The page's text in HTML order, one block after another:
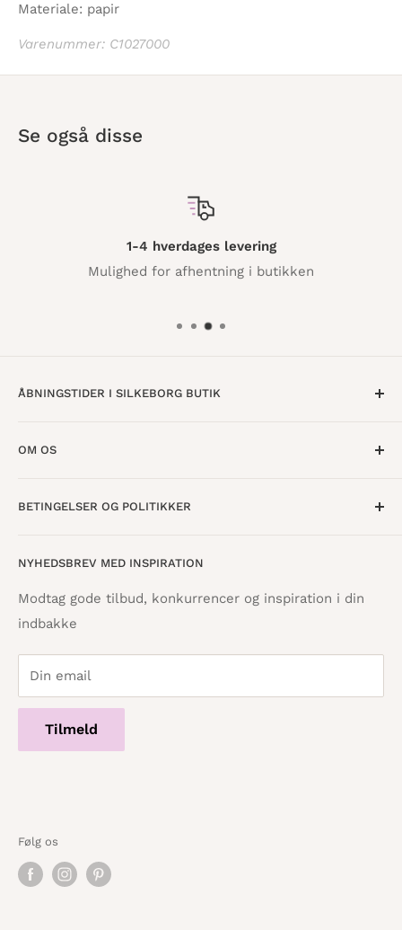
Materiale: papir
Varenummer: C1027000
Se også disse
1-4 hverdages levering
Mulighed for afhentning i butikken
ÅBNINGSTIDER I SILKEBORG BUTIK
Fredag · 10:00 - 18:00
Vestergade 8
Tlf.: 86 82 09 25
Telefontid hverdage · 10:00 - 17:00
OM OS
Find butik
BETINGELSER OG POLITIKKER
Tilbagebetalingspolitik
Cookie- og privatlivspolitik
Servicevilkår
NYHEDSBREV MED INSPIRATION
Modtag gode tilbud, konkurrencer og inspiration i din
indbakke
Din email
Tilmeld
Følg os